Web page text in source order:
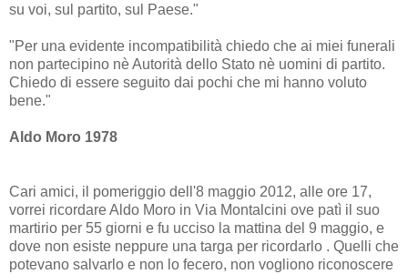
su voi, sul partito, sul Paese."
"Per una evidente incompatibilità chiedo che ai miei funerali
non partecipino nè Autorità dello Stato nè uomini di partito.
Chiedo di essere seguito dai pochi che mi hanno voluto
bene."
Aldo Moro 1978
Cari amici, il pomeriggio dell'8 maggio 2012, alle ore 17,
vorrei ricordare Aldo Moro in Via Montalcini ove patì il suo
martirio per 55 giorni e fu ucciso la mattina del 9 maggio, e
dove non esiste neppure una targa per ricordarlo . Quelli che
potevano salvarlo e non lo fecero, non vogliono riconoscere